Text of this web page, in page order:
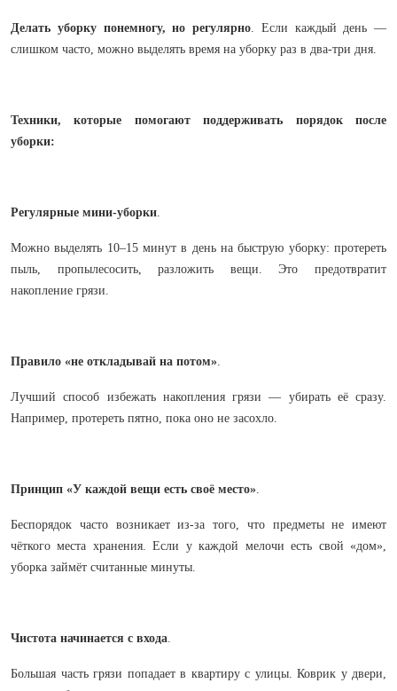
Делать уборку понемногу, но регулярно. Если каждый день —
слишком часто, можно выделять время на уборку раз в два-три дня.
Техники, которые помогают поддерживать порядок после
уборки:
Регулярные мини-уборки.
Можно выделять 10–15 минут в день на быструю уборку: протереть
пыль, пропылесосить, разложить вещи. Это предотвратит
накопление грязи.
Правило «не откладывай на потом».
Лучший способ избежать накопления грязи — убирать её сразу.
Например, протереть пятно, пока оно не засохло.
Принцип «У каждой вещи есть своё место».
Беспорядок часто возникает из-за того, что предметы не имеют
чёткого места хранения. Если у каждой мелочи есть свой «дом»,
уборка займёт считанные минуты.
Чистота начинается с входа.
Большая часть грязи попадает в квартиру с улицы. Коврик у двери,